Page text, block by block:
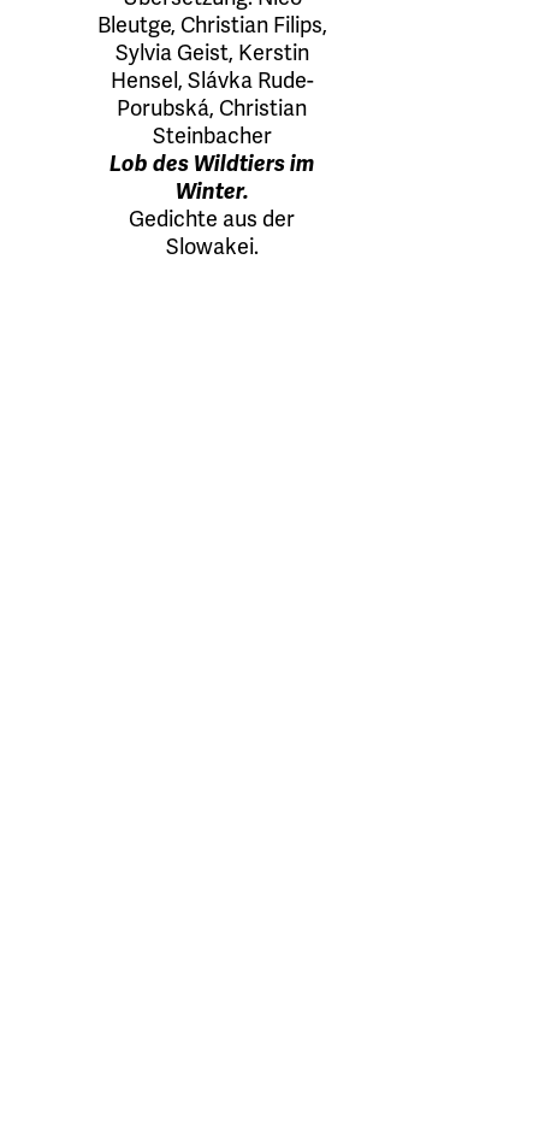
Bleutge, Christian Filips,
Sylvia Geist, Kerstin
Hensel , Slávka Rude-
Porubská, Christian
Steinbacher
Lob des Wildtiers im
Winter.
Gedichte aus der
Slowakei.